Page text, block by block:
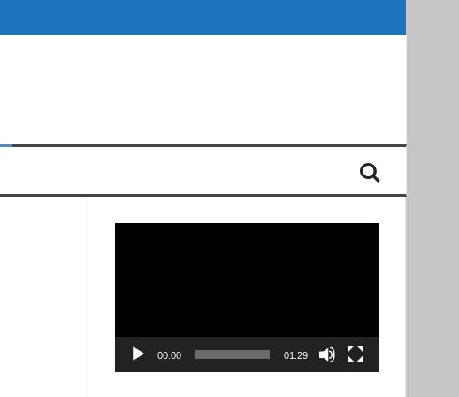
00:00 01:29